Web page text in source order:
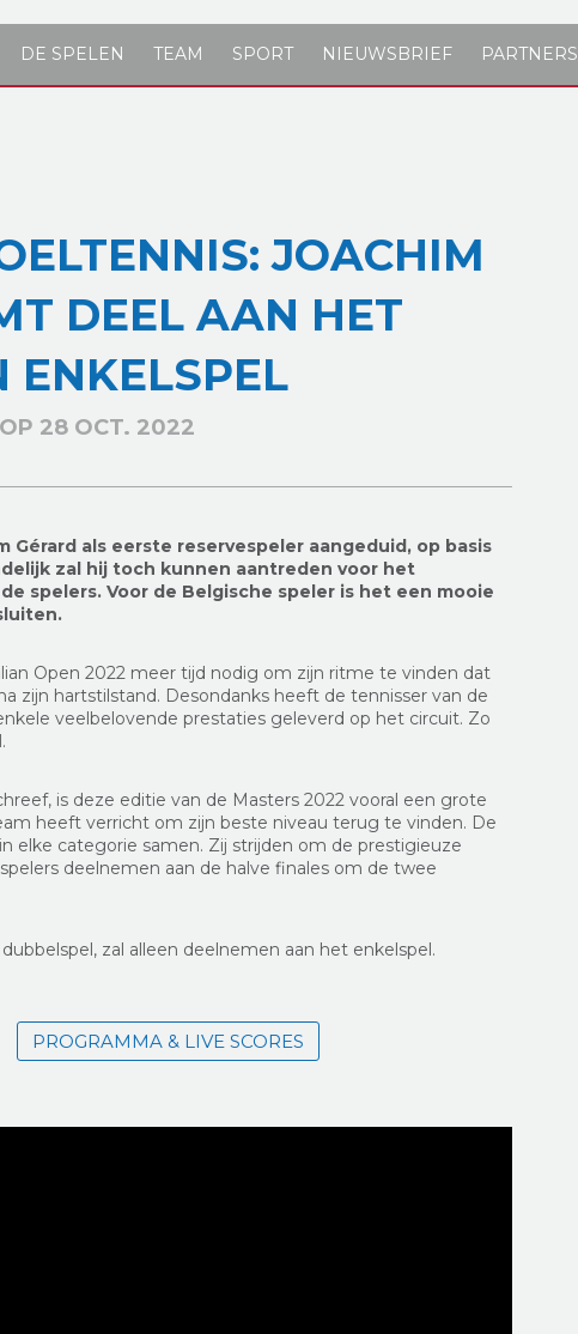
DE SPELEN TEAM SPORT NIEUWSBRIEF PARTNERS
JOACHIM
DEEL AAN HET
ENKELSPEL
28 OCT. 2022
Gérard als eerste reservespeler aangeduid, op basis
zal hij toch kunnen aantreden voor het
spelers. Voor de Belgische speler is het een mooie
Open 2022 meer tijd nodig om zijn ritme te vinden dat
zijn hartstilstand. Desondanks heeft de tennisser van de
veelbelovende prestaties geleverd op het circuit. Zo
is deze editie van de Masters 2022 vooral een grote
heeft verricht om zijn beste niveau terug te vinden. De
elke categorie samen. Zij strijden om de prestigieuze
deelnemen aan de halve finales om de twee
zal alleen deelnemen aan het enkelspel.
PROGRAMMA & LIVE SCORES